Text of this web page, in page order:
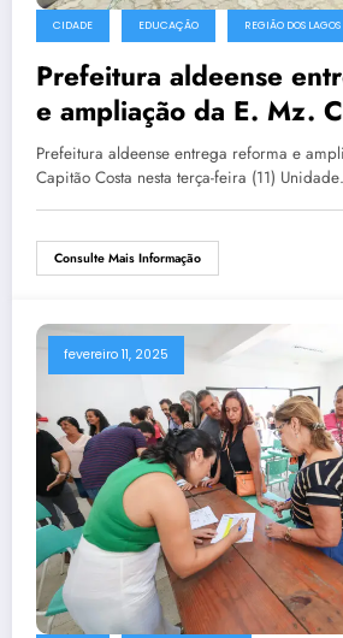
CIDADE EDUCAÇÃO REGIÃO DOS LAGOS
Prefeitura aldeense
e ampliação da E. Mz.
nesta terça-feira (11)
Prefeitura aldeense entrega reforma e
Capitão Costa nesta terça-feira (11)
Consulte Mais Informação
fevereiro 11, 2025